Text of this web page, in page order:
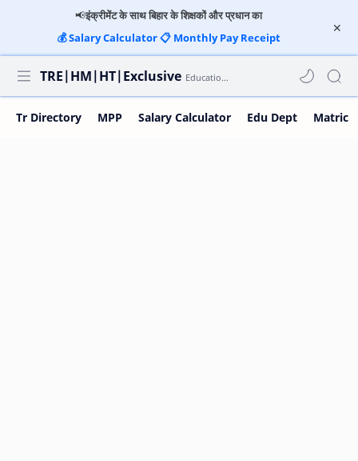
📢इंक्रीमेंट के साथ बिहार के शिक्षकों और प्रधान का
💰Salary Calculator📋Monthly Pay Receipt
TRE|HM|HT|Exclusive